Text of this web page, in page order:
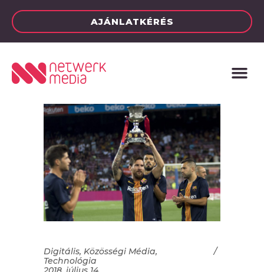
AJÁNLATKÉRÉS
Digitális, Közösségi Média,
Technológia